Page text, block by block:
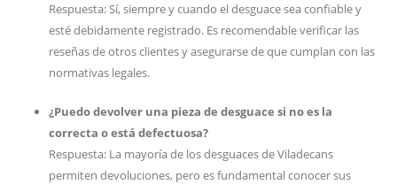
Respuesta: Sí, siempre y cuando el desguace sea confiable y
esté debidamente registrado. Es recomendable verificar las
reseñas de otros clientes y asegurarse de que cumplan con las
normativas legales.
¿Puedo devolver una pieza de desguace si no es la
correcta o está defectuosa?
Respuesta: La mayoría de los desguaces de Viladecans
permiten devoluciones, pero es fundamental conocer sus